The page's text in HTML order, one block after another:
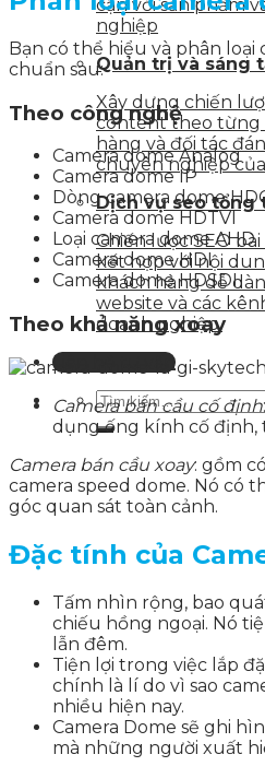
cận với sản phẩm
nghiệp
Quản trị và sáng
Xây dựng chiến
content theo từng
hàng và đối tác
chuyên nghiệp
Dịch vụ seo tổng
Chiến lược SEO
kết hợp với nội
khách hàng dễ
website và các
doanh nghiệp.
Liên hệ tư vấn
Bạn có thể hiểu và phân loại
chuẩn sau:
Theo công nghệ
Camera dome Analog
Camera dome IP
Dòng camera dome
Camera dome HDTVI
Loại camera dome AHD
Camera dome HDI
Camera dome HDSDI
Theo khả năng xoay
Camera bán cầu cố định
dụng ống kính cố định,
Camera bán cầu xoay: gồm
camera speed dome. Nó có
góc quan sát toàn cảnh.
Đặc tính của
Tấm nhìn rộng, bao
chiếu hồng ngoại. Nó
lẫn đêm.
Tiện lợi trong việc lắp
chính là lí do vì sao
nhiều hiện nay.
Camera Dome sẽ ghi
mà những người xuất